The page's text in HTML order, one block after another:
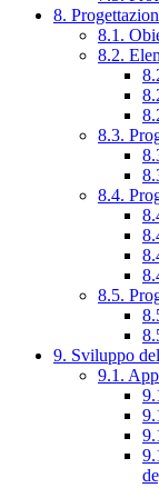
8.
8.1.
8.2.
8.3.
8.4.
8.5.
9. Sviluppo
9.1.